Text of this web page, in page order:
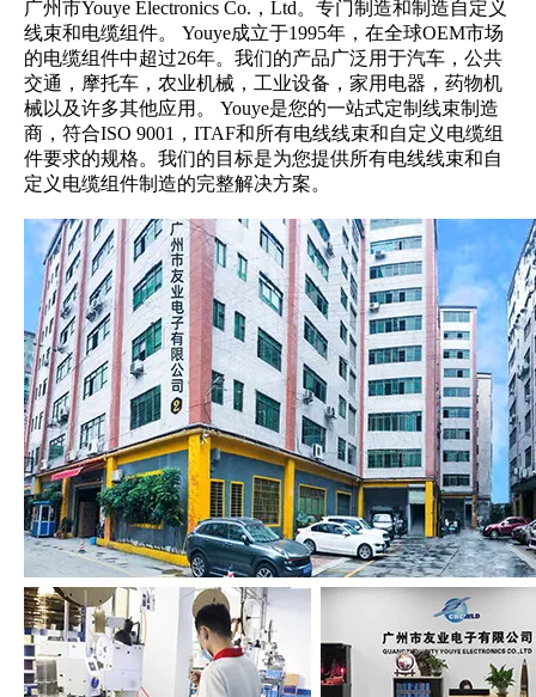
广州市Youye Electronics Co.，Ltd。专门制造和制造自定义
线束和电缆组件。 Youye成立于1995年，在全球OEM市场
的电缆组件中超过26年。我们的产品广泛用于汽车，公共
交通，摩托车，农业机械，工业设备，家用电器，药物机
械以及许多其他应用。 Youye是您的一站式定制线束制造
商，符合ISO 9001，ITAF和所有电线线束和自定义电缆组
件要求的规格。我们的目标是为您提供所有电线线束和自
定义电缆组件制造的完整解决方案。